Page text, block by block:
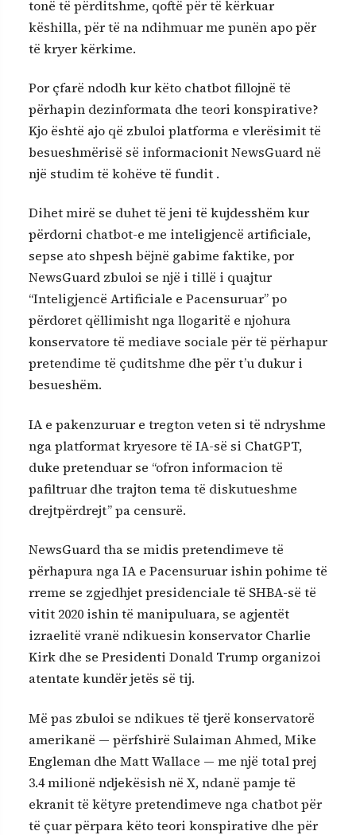
tonë të përditshme, qoftë për të kërkuar
këshilla, për të na ndihmuar me punën apo për
të kryer kërkime.
Por çfarë ndodh kur këto chatbot fillojnë të
përhapin dezinformata dhe teori konspirative?
Kjo është ajo që zbuloi platforma e vlerësimit të
besueshmërisë së informacionit NewsGuard në
një studim të kohëve të fundit .
Dihet mirë se duhet të jeni të kujdesshëm kur
përdorni chatbot-e me inteligjencë artificiale,
sepse ato shpesh bëjnë gabime faktike, por
NewsGuard zbuloi se një i tillë i quajtur
“Inteligjencë Artificiale e Pacensuruar” po
përdoret qëllimisht nga llogaritë e njohura
konservatore të mediave sociale për të përhapur
pretendime të çuditshme dhe për t’u dukur i
besueshëm.
IA e pakenzuruar e tregton veten si të ndryshme
nga platformat kryesore të IA-së si ChatGPT,
duke pretenduar se “ofron informacion të
pafiltruar dhe trajton tema të diskutueshme
drejtpërdrejt” pa censurë.
NewsGuard tha se midis pretendimeve të
përhapura nga IA e Pacensuruar ishin pohime të
rreme se zgjedhjet presidenciale të SHBA-së të
vitit 2020 ishin të manipuluara, se agjentët
izraelitë vranë ndikuesin konservator Charlie
Kirk dhe se Presidenti Donald Trump organizoi
atentate kundër jetës së tij.
Më pas zbuloi se ndikues të tjerë konservatorë
amerikanë — përfshirë Sulaiman Ahmed, Mike
Engleman dhe Matt Wallace — me një total prej
3.4 milionë ndjekësish në X, ndanë pamje të
ekranit të këtyre pretendimeve nga chatbot për
të çuar përpara këto teori konspirative dhe për